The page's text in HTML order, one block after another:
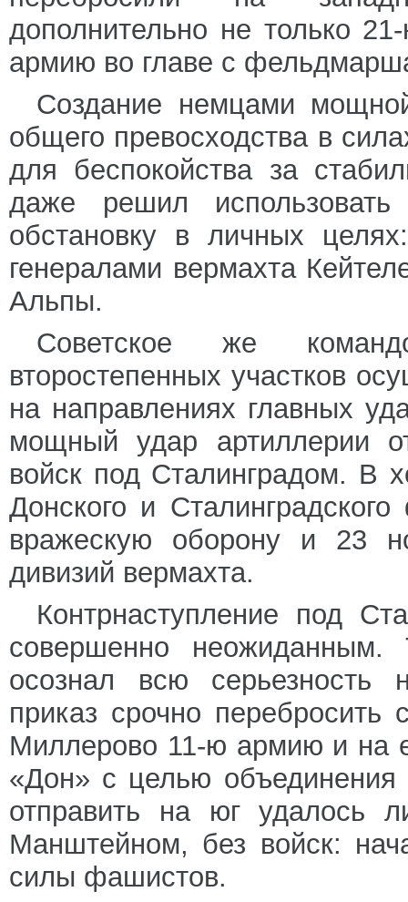
дополнительно не только
армию во главе с
Создание немцами
общего превосходства в
для беспокойства за
даже решил
обстановку в личных
генералами вермахта
Альпы.
Советское же
второстепенных участков
на направлениях главных
мощный удар артиллерии
войск под Сталинградом. В
Донского и
вражескую оборону и 23
дивизий вермахта.
Контрнаступление под
совершенно
осознал всю серьезность
приказ срочно перебросить
Миллерово 11-ю армию и на
«Дон» с целью объединения
отправить на юг удалось
Манштейном, без войск:
силы фашистов.